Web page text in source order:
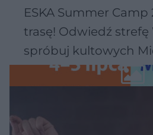
ESKA Summer Camp
trasę! Odwiedź strefę
spróbuj kultowych
Wawelu